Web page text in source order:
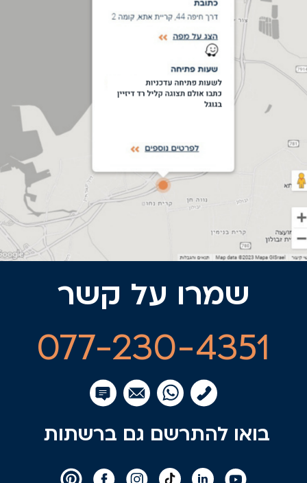
שמרו על קשר
077-230-4351
בואו להתרשם גם ברשתות